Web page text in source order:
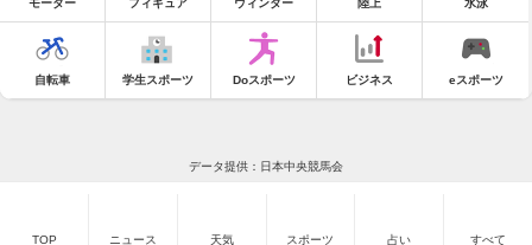
モーター フィギュア ウィンター 陸上 水泳
自転車 学生スポーツ Doスポーツ ビジネス eスポーツ
データ提供：日本中央競馬会
TOP ニュース 天気 スポーツ 占い すべて